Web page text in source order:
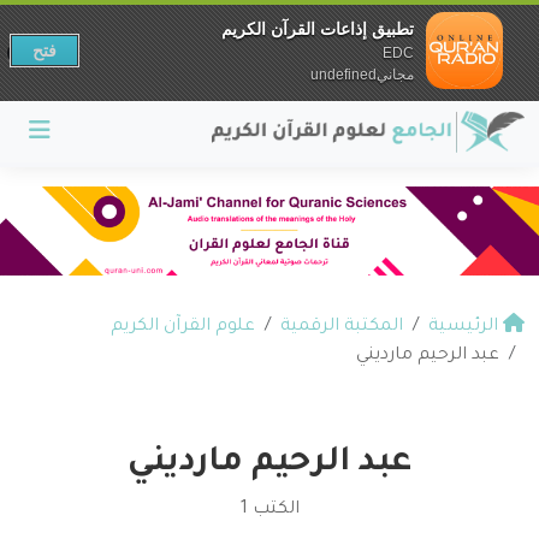
الرئيسية المكتبة الرقمية
علوم القرآن الكريم
عبد الرحيم مارديني
عبد الرحيم مارديني
الكتب 1
تطبيق إذاعات القرآن الكريم
EDC
مجانيundefined
فتح